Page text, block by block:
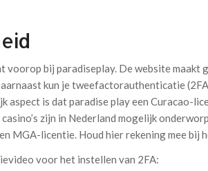
voorop bij paradiseplay. De website maakt
kun je tweefactorauthenticatie
aspect is dat paradise play een Curacao-
zijn in Nederland mogelijk
MGA-licentie. Houd hier rekening mee bij
voor het instellen van 2FA: